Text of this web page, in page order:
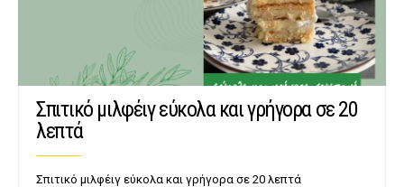
Σπιτικό μιλφέιγ εύκολα και γρήγορα σε 20
λεπτά
Σπιτικό μιλφέιγ εύκολα και γρήγορα σε 20 λεπτά